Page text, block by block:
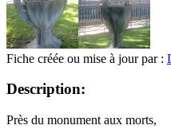
Fiche créée ou mise à jour par :
Description:
Près du monument aux morts,